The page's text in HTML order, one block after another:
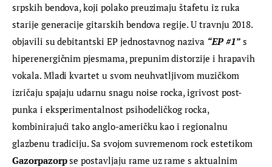
srpskih bendova, koji polako preuzimaju štafetu iz ruka
starije generacije gitarskih bendova regije. U travnju 2018.
objavili su debitantski EP jednostavnog naziva “EP #1” s
hiperenergičnim pjesmama, prepunim distorzije i hrapavih
vokala. Mladi kvartet u svom neuhvatljivom muzičkom
izričaju spajaju udarnu snagu noise rocka, igrivost post-
punka i eksperimentalnost psihodeličkog rocka,
kombinirajući tako anglo-američku kao i regionalnu
glazbenu tradiciju. Sa svojom suvremenom rock estetikom
Gazorpazorp se postavljaju rame uz rame s aktualnim